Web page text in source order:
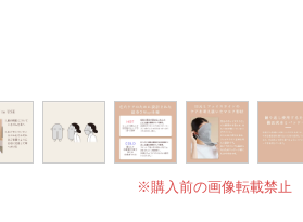
※購入前の画像転載禁止